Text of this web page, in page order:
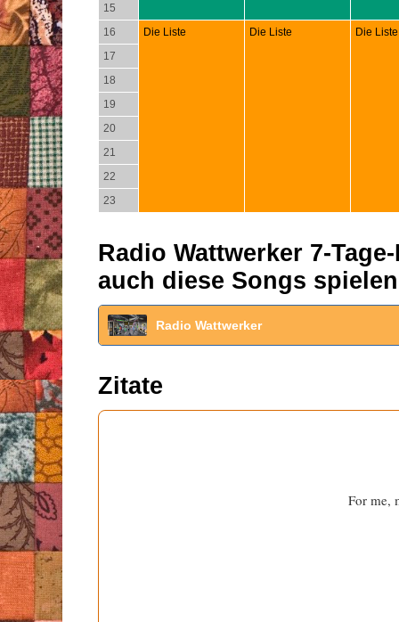
15
16
Die Liste Die Liste
Die Liste
17
18
19
20
21
22
23
Radio Wattwerker 7-
auch diese Songs spielen
Radio Wattwerker
Zitate
For me,